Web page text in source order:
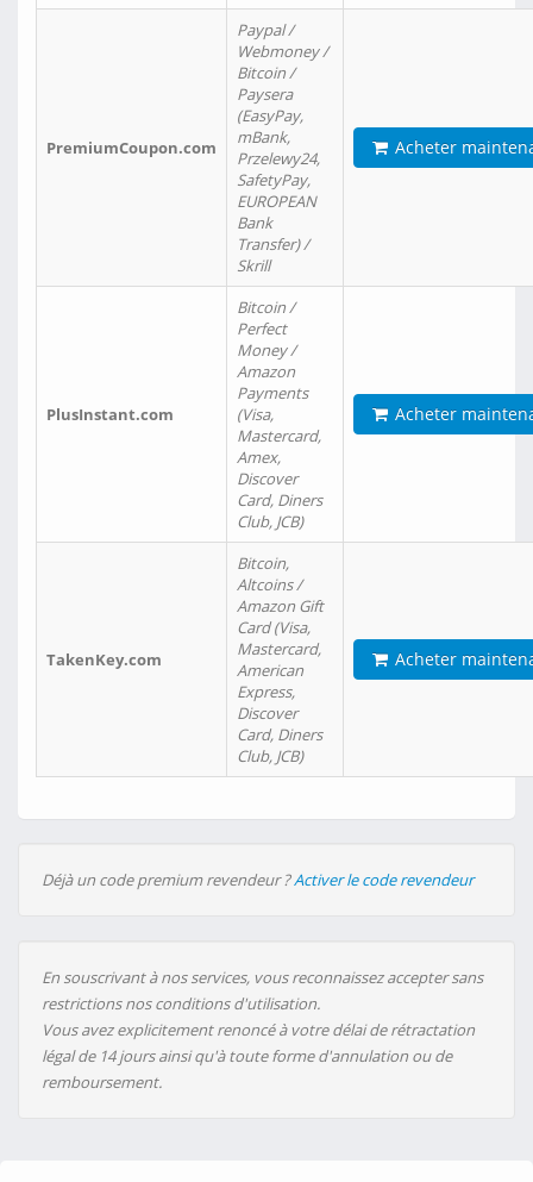
PremiumCoupon.com
Paypal /
Webmoney /
Bitcoin /
Paysera
(EasyPay,
mBank,
Przelewy24,
SafetyPay,
EUROPEAN
Bank
Transfer) /
Skrill
Acheter
PlusInstant.com
Bitcoin /
Perfect
Money /
Amazon
Payments
(Visa,
Mastercard,
Amex,
Discover
Card, Diners
Club, JCB)
Acheter
TakenKey.com
Bitcoin,
Altcoins /
Amazon Gift
Card (Visa,
Mastercard,
American
Express,
Discover
Card, Diners
Club, JCB)
Acheter
Déjà un code premium revendeur ?Activer le code revendeur
En souscrivant à nos services, vous reconnaissez accepter sans
restrictions nos conditions d'utilisation.
Vous avez explicitement renoncé à votre délai de rétractation
légal de 14 jours ainsi qu'à toute forme d'annulation ou de
remboursement.